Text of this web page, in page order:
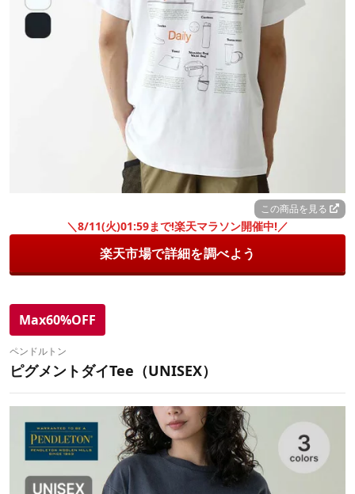
この商品を見る
＼8/11(火)01:59まで!楽天マラソン開催中!／
楽天市場で詳細を調べよう
Max60%OFF
ペンドルトン
ピグメントダイTee（UNISEX）